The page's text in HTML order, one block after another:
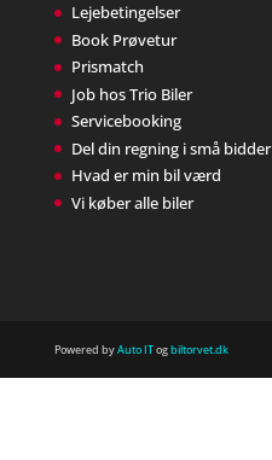
Lejebetingelser
Book Prøvetur
Prismatch
Job hos Trio Biler
Servicebooking
Del din regning i små bidder
Hvad er min bil værd
Vi køber alle biler
Powered byAuto ITogbiltorvet.dk